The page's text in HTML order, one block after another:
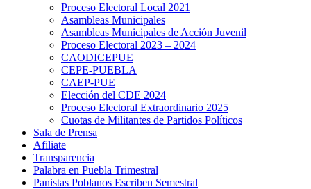
Proceso Electoral Local 2021
Asambleas Municipales
Asambleas Municipales de Acción Juvenil
Proceso Electoral 2023 – 2024
CAODICEPUE
CEPE-PUEBLA
CAEP-PUE
Elección del CDE 2024
Proceso Electoral Extraordinario 2025
Cuotas de Militantes de Partidos Políticos
Sala de Prensa
Afiliate
Transparencia
Palabra en Puebla Trimestral
Panistas Poblanos Escriben Semestral